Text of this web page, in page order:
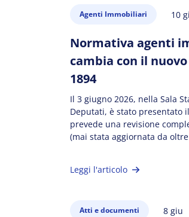
Agenti Immobiliari 10
Normativa agenti
cambia con il
1894
Il 3 giugno 2026, nella Sala
Deputati, è stato presentato
prevede una revisione
(mai stata aggiornata da
Leggi l'articolo
Atti e documenti 8 giu